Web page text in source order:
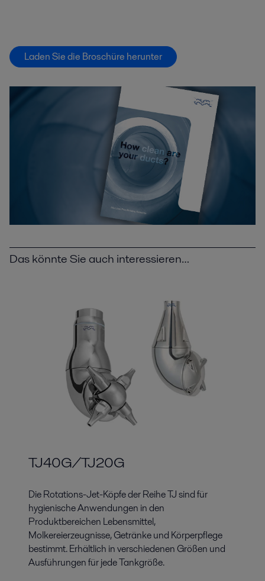
Laden Sie die Broschüre herunter
Das könnte Sie auch interessieren…
TJ40G/TJ20G
Die Rotations-Jet-Köpfe der Reihe TJ sind für
hygienische Anwendungen in den
Produktbereichen Lebensmittel,
Molkereierzeugnisse, Getränke und Körperpflege
bestimmt. Erhältlich in verschiedenen Größen und
Ausführungen für jede Tankgröße.